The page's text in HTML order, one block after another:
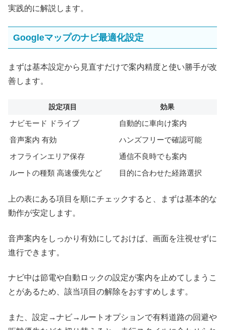
実践的に解説します。
Googleマップのナビ最適化設定
まずは基本設定から見直すだけで案内精度と使い勝手が改
善します。
設定項目 効果
ナビモード ドライブ
自動的に車向け案内
音声案内 有効
ハンズフリーで確認可能
オフラインエリア保存
通信不良時でも案内
ルートの種類 高速優先など
目的に合わせた経路選択
上の表にある項目を順にチェックすると、まずは基本的な
動作が安定します。
音声案内をしっかり有効にしておけば、画面を注視せずに
進行できます。
ナビ中は節電や自動ロックの設定が案内を止めてしまうこ
とがあるため、該当項目の解除をおすすめします。
また、設定→ナビ→ルートオプションで有料道路の回避や